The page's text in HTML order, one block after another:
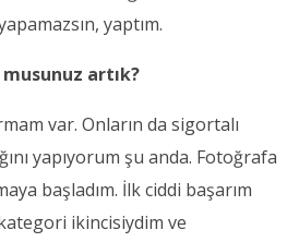
yaptım.
artık?
var. Onların da sigortalı
yapıyorum şu anda. Fotoğrafa
başladım. İlk ciddi başarım
ikincisiydim ve